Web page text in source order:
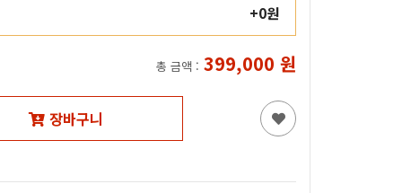
+0원
총 금액 : 399,000 원
장바구니